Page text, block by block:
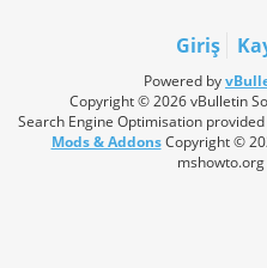
Giriş
Powered by
Copyright © 2026 vBulletin
Search Engine Optimisation
Mods & AddonsCopyright ©